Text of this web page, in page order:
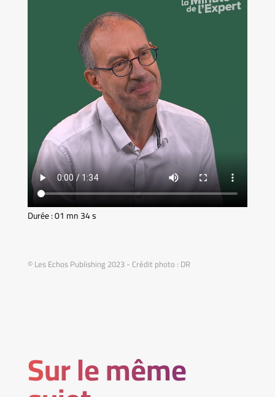
Durée : 01 mn 34 s
© Les Echos Publishing 2023 - Crédit photo : DR
Sur le même